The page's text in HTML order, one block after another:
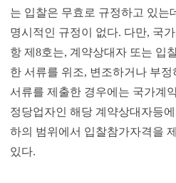
는 입찰은 무효로 규정하고 있는
명시적인 규정이 없다. 다만, 국
항 제8호는, 계약상대자 또는 입
한 서류를 위조, 변조하거나 부
서류를 제출한 경우에는 국가계
정당업자인 해당 계약상대자등
하의 범위에서 입찰참가자격을
있다.